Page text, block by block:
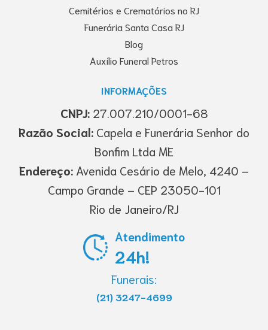
Cemitérios e Crematórios no RJ
Funerária Santa Casa RJ
Blog
Auxílio Funeral Petros
INFORMAÇÕES
CNPJ:27.007.210/0001-68
Razão Social: Capela e Funerária Senhor do
Bonfim Ltda ME
Endereço: Avenida Cesário de Melo, 4240 –
Campo Grande – CEP 23050-101
Rio de Janeiro/RJ
Atendimento
24h!
Funerais:
(21) 3247-4699